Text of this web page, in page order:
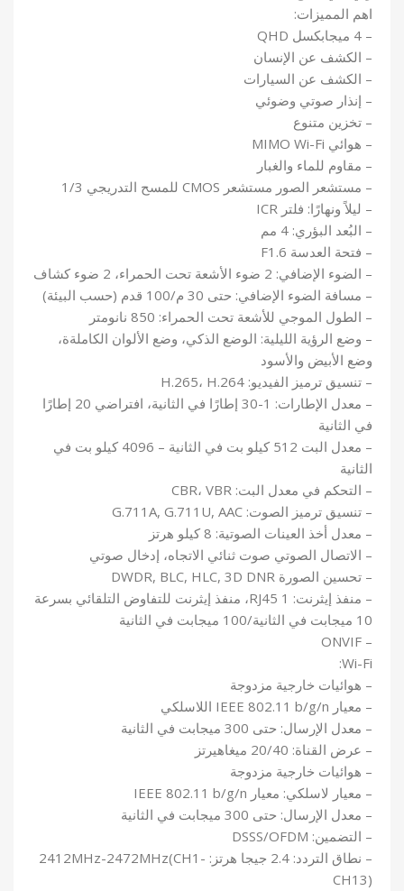
اهم المميزات:
– 4 ميجابكسل QHD
– الكشف عن الإنسان
– الكشف عن السيارات
– إنذار صوتي وضوئي
– تخزين متنوع
– هوائي MIMO Wi-Fi
– مقاوم للماء والغبار
– مستشعر الصور مستشعر CMOS للمسح التدريجي 1/3
– ليلاً ونهارًا: فلتر ICR
– البُعد البؤري: 4 مم
– فتحة العدسة F1.6
– الضوء الإضافي: 2 ضوء الأشعة تحت الحمراء، 2 ضوء كشاف
– مسافة الضوء الإضافي: حتى 30 م/100 قدم (حسب البيئة)
– الطول الموجي للأشعة تحت الحمراء: 850 نانومتر
– وضع الرؤية الليلية: الوضع الذكي، وضع الألوان الكاملةة،
وضع الأبيض والأسود
– تنسيق ترميز الفيديو: H.265، H.264
– معدل الإطارات: 1-30 إطارًا في الثانية، افتراضي 20 إطارًا
في الثانية
– معدل البت 512 كيلو بت في الثانية – 4096 كيلو بت في
الثانية
– التحكم في معدل البت: CBR، VBR
– تنسيق ترميز الصوت: G.711A, G.711U, AAC
– معدل أخذ العينات الصوتية: 8 كيلو هرتز
– الاتصال الصوتي صوت ثنائي الاتجاه، إدخال صوتي
– تحسين الصورة DWDR, BLC, HLC, 3D DNR
– منفذ إيثرنت: 1 RJ45، منفذ إيثرنت للتفاوض التلقائي بسرعة
10 ميجابت في الثانية/100 ميجابت في الثانية
– ONVIF
Wi-Fi:
– هوائيات خارجية مزدوجة
– معيار IEEE 802.11 b/g/n اللاسلكي
– معدل الإرسال: حتى 300 ميجابت في الثانية
– عرض القناة: 20/40 ميغاهيرتز
– هوائيات خارجية مزدوجة
– معيار لاسلكي: معيار IEEE 802.11 b/g/n
– معدل الإرسال: حتى 300 ميجابت في الثانية
– التضمين: DSSS/OFDM
– نطاق التردد: 2.4 جيجا هرتز: 2412MHz-2472MHz(CH1-
CH13)